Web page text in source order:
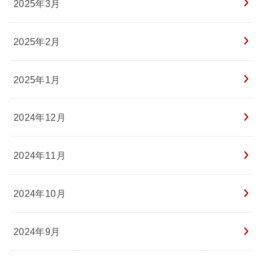
2025年3月
2025年2月
2025年1月
2024年12月
2024年11月
2024年10月
2024年9月